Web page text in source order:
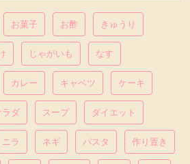
お菓子 お酢 きゅうり
じゃがいも なす
カレー キャベツ ケーキ
ラダ スープ ダイエット
ニラ ネギ パスタ 作り置き